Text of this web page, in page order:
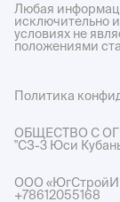
Любая
исключительно
условиях не
положениями
Политика
ОБЩЕСТВО С
"СЗ-3 Юси
ООО
+78612055168